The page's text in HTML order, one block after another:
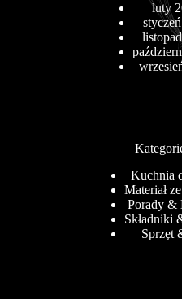
luty
Kuchnia
Materiał
Porady &
Składniki
Sprzęt